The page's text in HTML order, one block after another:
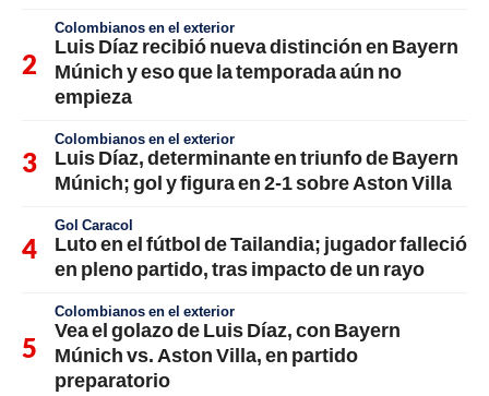
Colombianos en el exterior
Luis Díaz recibió nueva distinción en Bayern
Múnich y eso que la temporada aún no
empieza
Colombianos en el exterior
Luis Díaz, determinante en triunfo de Bayern
Múnich; gol y figura en 2-1 sobre Aston Villa
Gol Caracol
Luto en el fútbol de Tailandia; jugador falleció
en pleno partido, tras impacto de un rayo
Colombianos en el exterior
Vea el golazo de Luis Díaz, con Bayern
Múnich vs. Aston Villa, en partido
preparatorio